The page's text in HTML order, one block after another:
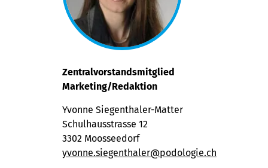
Zentralvorstandsmitglied
Marketing/Redaktion
Yvonne Siegenthaler-Matter
Schulhausstrasse 12
3302 Moosseedorf
yvonne.siegenthaler@podologie.ch